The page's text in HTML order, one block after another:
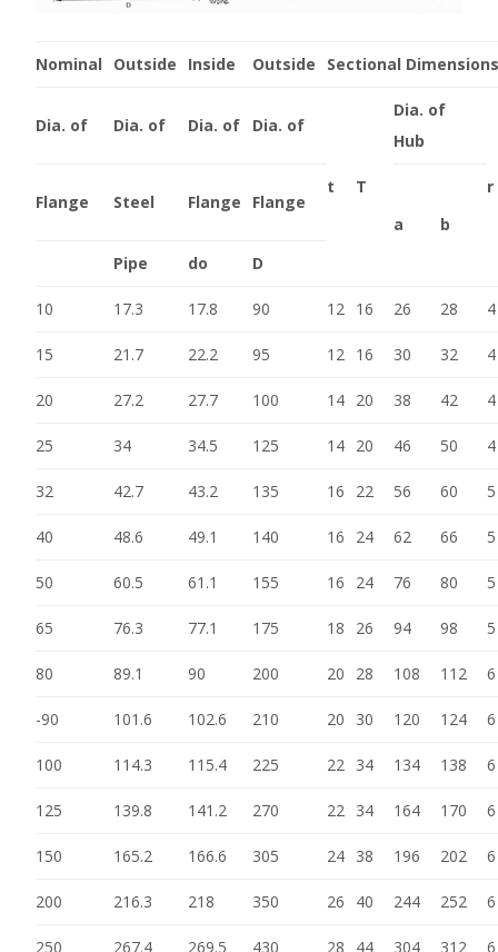
Nominal Outside Inside Outside Sectional
Dia. of Dia. of Dia. of Dia. of
t T
Dia. of
Hub
r
Flange Steel Flange
Flange
a
b
Pipe
do D
10 17.3 17.8 90 12 16 26 28 4
15 21.7 22.2 95 12 16 30 32 4
20 27.2 27.7 100 14 20 38 42 4
25 34 34.5 125 14 20 46 50 4
32 42.7 43.2 135 16 22 56 60 5
40 48.6 49.1 140 16 24 62 66 5
50 60.5 61.1 155 16 24 76 80 5
65 76.3 77.1 175 18 26 94 98 5
80 89.1 90 200 20 28 108 112 6
-90 101.6 102.6 210 20 30 120 124 6
100 114.3 115.4 225 22 34 134 138 6
125 139.8 141.2 270 22 34 164 170 6
150 165.2 166.6 305 24 38 196 202 6
200 216.3 218 350 26 40 244 252 6
250 267.4 269.5 430 28 44 304 312 6